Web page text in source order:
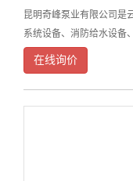
昆明奇峰泵业有限公司是
系统设备、消防给水设备
云南昆明水泵专业供应商
事水泵、电机、阀门、电
在线询价